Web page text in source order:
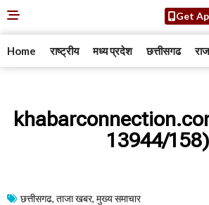
Get
Home राष्ट्रीय मध्य प्रदेश छत्तीसगढ
13944/158)
छत्तीसगढ, ताजा खबर, मुख्य समाचार​